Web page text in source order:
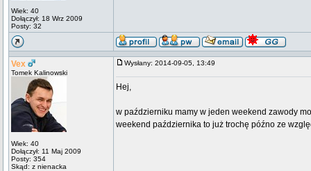
Wiek: 40
Dołączył: 18 Wrz 2009
Posty: 32
Vex
Tomek Kalinowski
Wiek: 40
Dołączył: 11 Maj 2009
Posty: 354
Skąd: z nienacka
Wysłany: 2014-09-05, 13:49
Hej,
w październiku mamy w jeden weekend zawody
weekend października to już trochę późno ze